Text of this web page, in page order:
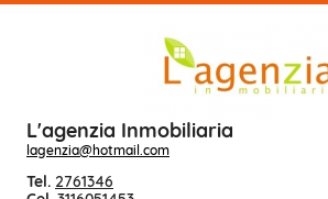
L'agenzia Inmobiliaria
lagenzia@hotmail.com
Tel. 2761346